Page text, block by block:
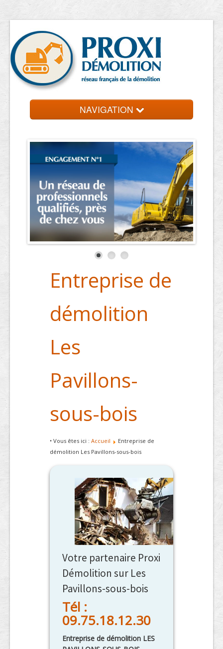
NAVIGATION
Entreprise de démolition
Entreprise de
démolition
Les
Pavillons-
sous-bois
• Vous êtes ici : Accueil
Entreprise de
démolition Les Pavillons-sous-bois
Votre partenaire Proxi
Démolition sur Les
Pavillons-sous-bois
Tél :
09.75.18.12.30
Entreprise de démolition LES